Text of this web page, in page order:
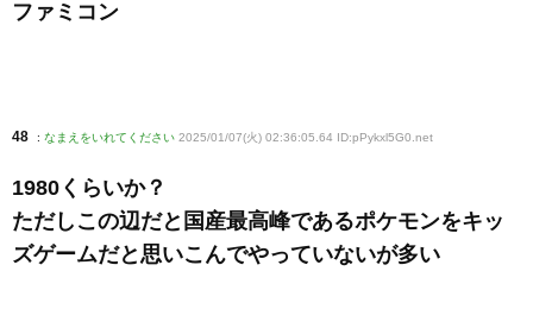
ファミコン
48 : なまえをいれてください 2025/01/07(火) 02:36:05.64 ID:pPykxl5G0 .net
1980くらいか？
ただしこの辺だと国産最高峰であるポケモンをキッ
ズゲームだと思いこんでやっていないが多い